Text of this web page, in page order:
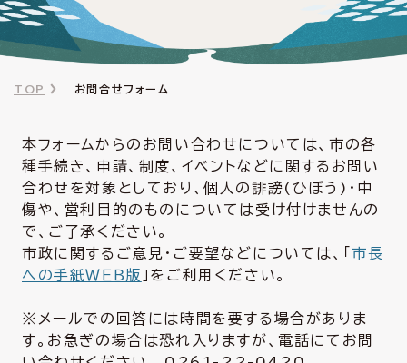
TOP お問合せフォーム
本フォームからのお問い合わせについては、市の各
種手続き、申請、制度、イベントなどに関するお問い
合わせを対象としており、個人の誹謗(ひぼう)・中
傷や、営利目的のものについては受け付けませんの
で、ご了承ください。
市政に関するご意見・ご要望などについては、「市長
への手紙ＷＥＢ版 」をご利用ください。
※メールでの回答には時間を要する場合がありま
す。お急ぎの場合は恐れ入りますが、電話にてお問